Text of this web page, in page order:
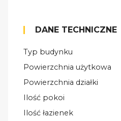
DANE TECHNICZNE
Typ budynku
Powierzchnia użytkowa
Powierzchnia działki
Ilość pokoi
Ilość łazienek